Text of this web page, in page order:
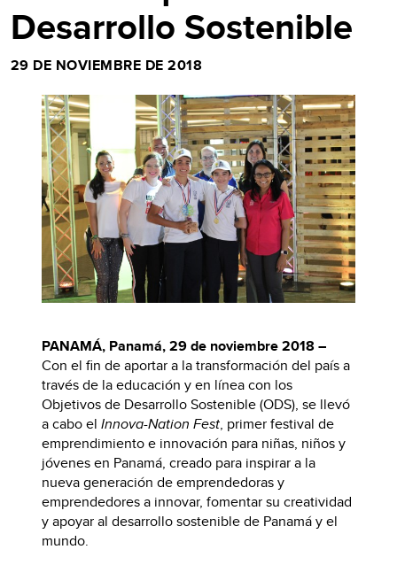
Desarrollo Sostenible
29 DE NOVIEMBRE DE 2018
PANAMÁ, Panamá, 29 de noviembre 2018 –
Con el fin de aportar a la transformación del país a
través de la educación y en línea con los
Objetivos de Desarrollo Sostenible (ODS), se llevó
a cabo elInnova-Nation Fest, primer festival de
emprendimiento e innovación para niñas, niños y
jóvenes en Panamá, creado para inspirar a la
nueva generación de emprendedoras y
emprendedores a innovar, fomentar su creatividad
y apoyar al desarrollo sostenible de Panamá y el
mundo.